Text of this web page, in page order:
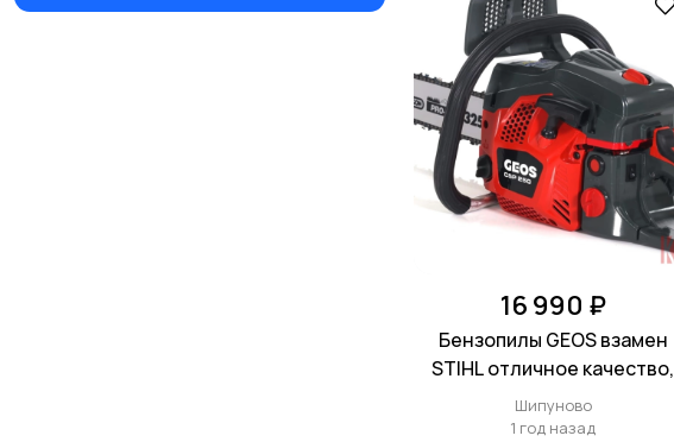
16 990 ₽
Бензопилы GEOS взамен
STIHL отличное качество,
гарантия 2 года
Шипуново
1 год назад